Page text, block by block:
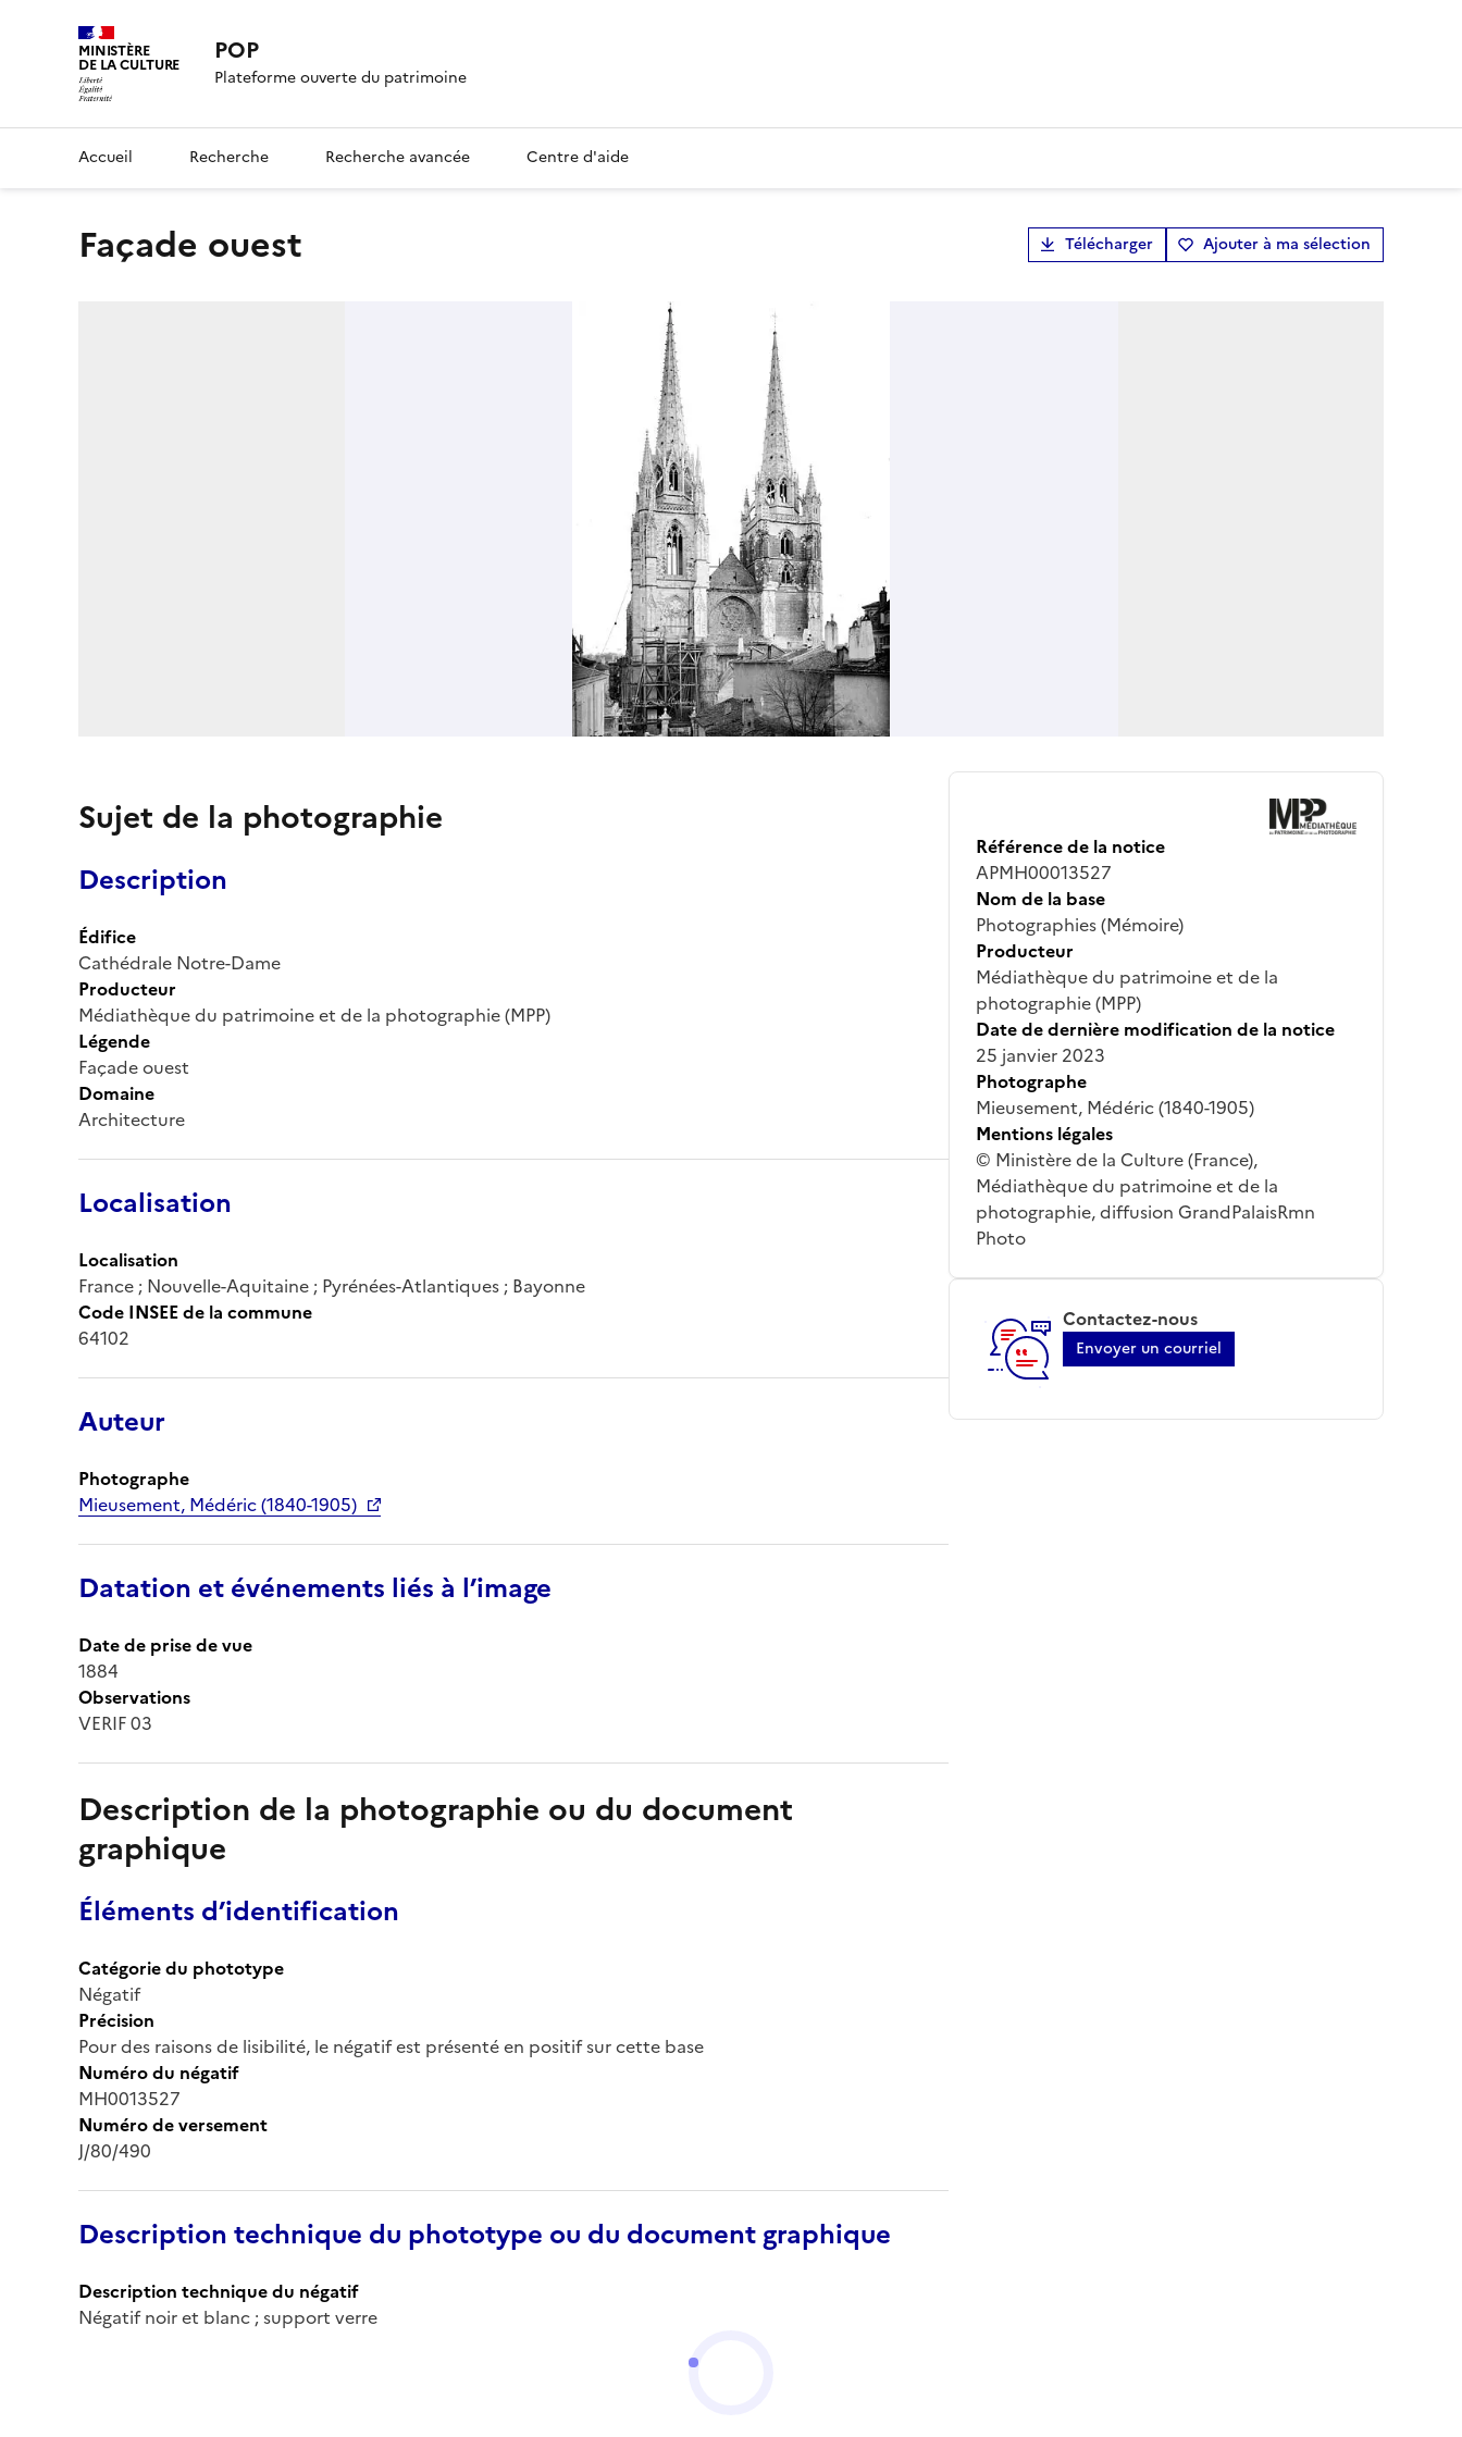
MINISTÈRE
DE LA CULTURE POP
Plateforme ouverte du patrimoine
Accueil Recherche Recherche avancée Centre d'aide
Façade ouest Télécharger Ajouter à ma sélection
Sujet de la photographie
Description
Édifice
Cathédrale Notre-Dame
Producteur
Médiathèque du patrimoine et de la photographie (MPP)
Légende
Façade ouest
Domaine
Architecture
Localisation
Localisation
France ; Nouvelle-Aquitaine ; Pyrénées-Atlantiques ; Bayonne
Code INSEE de la commune
64102
Auteur
Photographe
Mieusement, Médéric (1840-1905)
Datation et événements liés à l’image
Date de prise de vue
1884
Observations
VERIF 03
Description de la photographie ou du document
graphique
Éléments d’identification
Catégorie du phototype
Négatif
Précision
Pour des raisons de lisibilité, le négatif est présenté en positif sur cette base
Numéro du négatif
MH0013527
Numéro de versement
J/80/490
Description technique du phototype ou du document graphique
Description technique du négatif
Négatif noir et blanc ; support verre
Référence de la notice
APMH00013527
Nom de la base
Photographies (Mémoire)
Producteur
Médiathèque du patrimoine et de la
photographie (MPP)
Date de dernière modification de la notice
25 janvier 2023
Photographe
Mieusement, Médéric (1840-1905)
Mentions légales
© Ministère de la Culture (France),
Médiathèque du patrimoine et de la
photographie, diffusion GrandPalaisRmn
Photo
Contactez-nous
Envoyer un courriel